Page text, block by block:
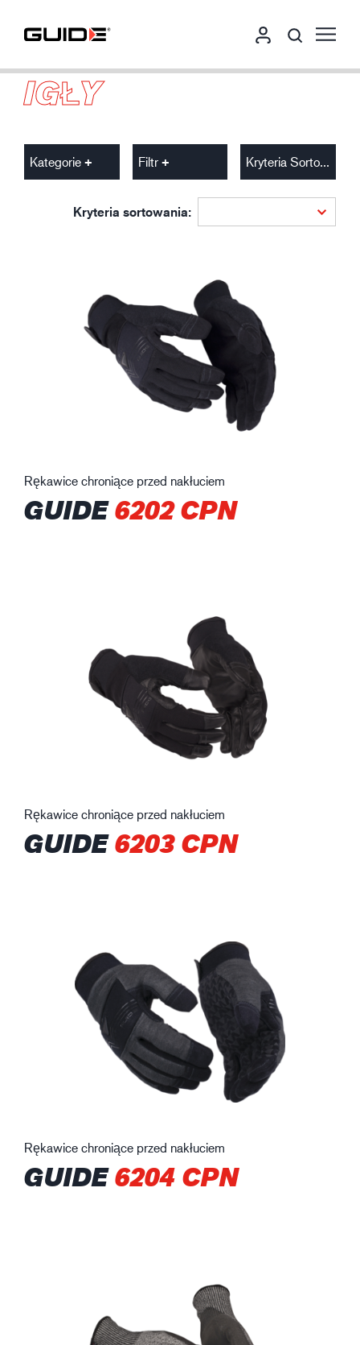
IGŁY
Kategorie Filtr Kryteria Sortowania
Kryteria sortowania:
Rękawice chroniące przed nakłuciem
GUIDE6202 CPN
Rękawice chroniące przed nakłuciem
GUIDE6203 CPN
Rękawice chroniące przed nakłuciem
GUIDE6204 CPN